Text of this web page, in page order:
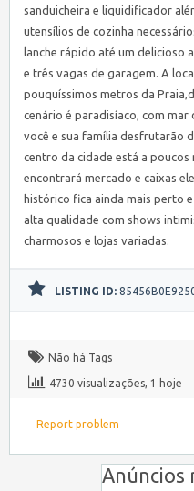
sanduicheira e liquidificador
utensílios de cozinha
lanche rápido até um delicioso
e três vagas de garagem. A
pouquíssimos metros da
cenário é paradisíaco, com mar
você e sua família desfrutarão
centro da cidade está a poucos
encontrará mercado e caixas
histórico fica ainda mais perto
alta qualidade com shows
charmosos e lojas variadas.
LISTING ID:
Não há Tags
4730 visualizações, 1 hoje
Report problem
Anúncios